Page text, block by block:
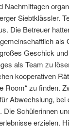
Nachmittagen
Siebtklässler.
Die Betreuer
als
Geschick
als Team zu
kooperativen
Room“ zu finden.
Abwechslung,
Die Schülerinnen
erzielen.